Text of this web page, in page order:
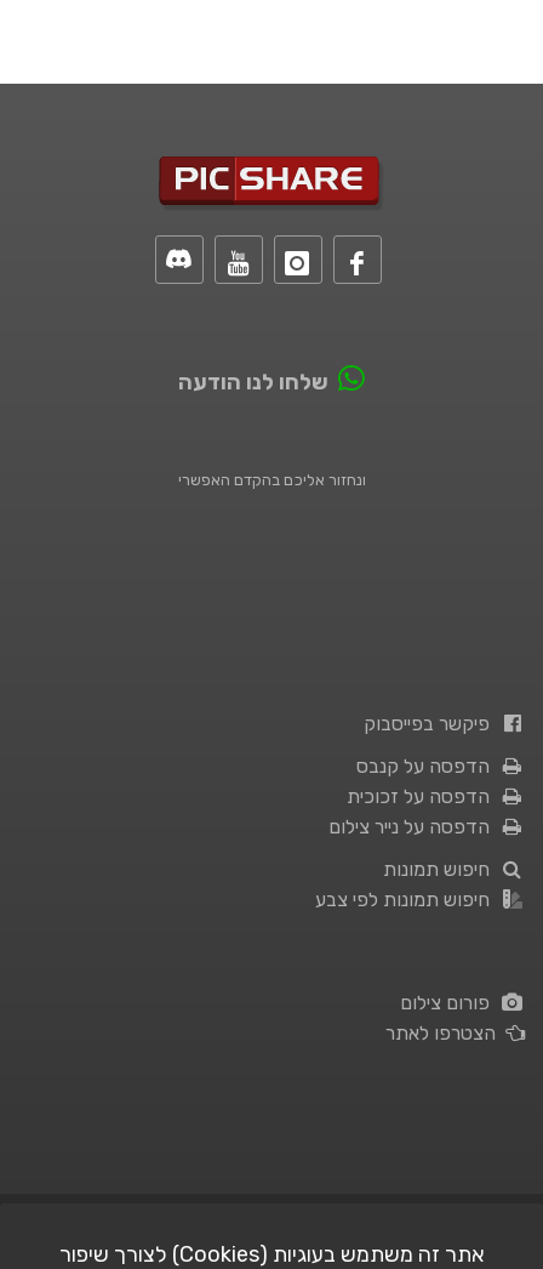
שלחו לנו הודעה
ונחזור אליכם בהקדם האפשרי
פיקשר בפייסבוק
הדפסה על קנבס
הדפסה על זכוכית
הדפסה על נייר צילום
חיפוש תמונות
חיפוש תמונות לפי צבע
פורום צילום
הצטרפו לאתר
אתר זה משתמש בעוגיות (Cookies) לצורך שיפור